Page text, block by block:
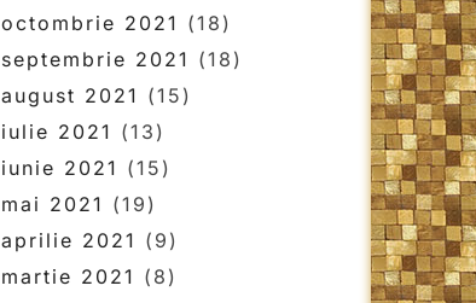
octombrie 2021 (18)
septembrie 2021 (18)
august 2021 (15)
iulie 2021 (13)
iunie 2021 (15)
mai 2021 (19)
aprilie 2021 (9)
martie 2021 (8)